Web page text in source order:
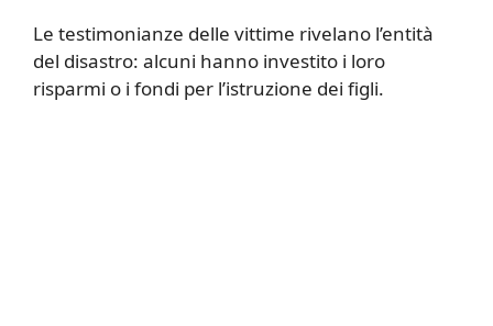
Le testimonianze delle vittime rivelano l’entità
del disastro: alcuni hanno investito i loro
risparmi o i fondi per l’istruzione dei figli.